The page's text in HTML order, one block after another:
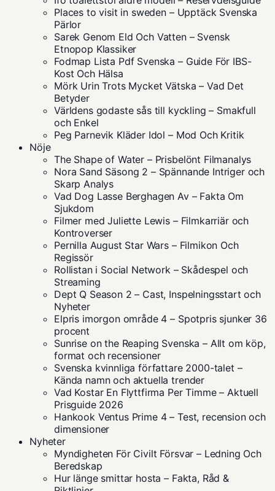
Places to visit in sweden – Upptäck Svenska
Pärlor
Sarek Genom Eld Och Vatten – Svensk
Etnopop Klassiker
Fodmap Lista Pdf Svenska – Guide För IBS-
Kost Och Hälsa
Mörk Urin Trots Mycket Vätska – Vad Det
Betyder
Världens godaste sås till kyckling – Smakfull
och Enkel
Peg Parnevik Kläder Idol – Mod Och Kritik
Nöje
The Shape of Water – Prisbelönt Filmanalys
Nora Sand Säsong 2 – Spännande Intriger och
Skarp Analys
Vad Dog Lasse Berghagen Av – Fakta Om
Sjukdom
Filmer med Juliette Lewis – Filmkarriär och
Kontroverser
Pernilla August Star Wars – Filmikon Och
Regissör
Rollistan i Social Network – Skådespel och
Streaming
Dept Q Season 2 – Cast, Inspelningsstart och
Nyheter
Elpris imorgon område 4 – Spotpris sjunker 36
procent
Sunrise on the Reaping Svenska – Allt om köp,
format och recensioner
Svenska kvinnliga författare 2000-talet –
Kända namn och aktuella trender
Vad Kostar En Flyttfirma Per Timme – Aktuell
Prisguide 2026
Hankook Ventus Prime 4 – Test, recension och
dimensioner
Nyheter
Myndigheten För Civilt Försvar – Ledning Och
Beredskap
Hur länge smittar hosta – Fakta, Råd &